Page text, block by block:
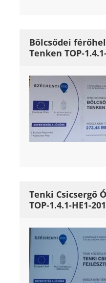
Bölcsődei
Tenken TOP-
Tenki Csicsergő
TOP-1.4.1-HE1-